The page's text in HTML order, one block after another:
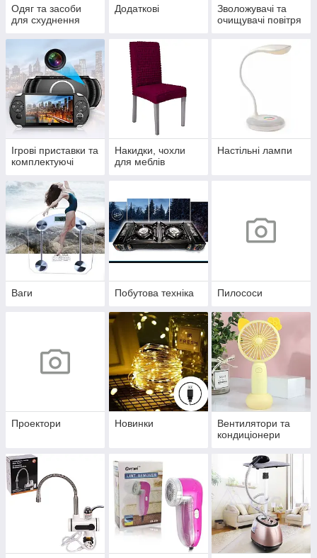
Одяг та засоби
для схуднення
Додаткові
Зволожувачі та
очищувачі повітря
Ігрові приставки та
комплектуючі
Накидки, чохли
для меблів
Настільні лампи
Ваги Побутова техніка Пилососи
Проектори Новинки
Вентилятори та
кондиціонери